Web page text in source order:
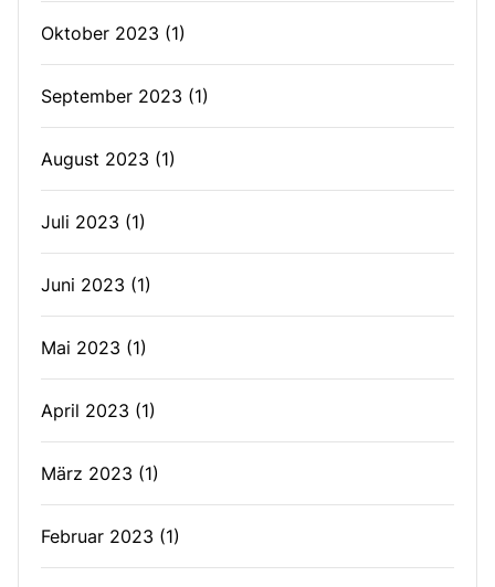
Oktober 2023 (1)
September 2023 (1)
August 2023 (1)
Juli 2023 (1)
Juni 2023 (1)
Mai 2023 (1)
April 2023 (1)
März 2023 (1)
Februar 2023 (1)